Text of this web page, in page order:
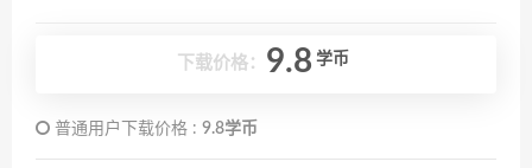
下载价格： 9.8 学币
普通用户下载价格 : 9.8学币